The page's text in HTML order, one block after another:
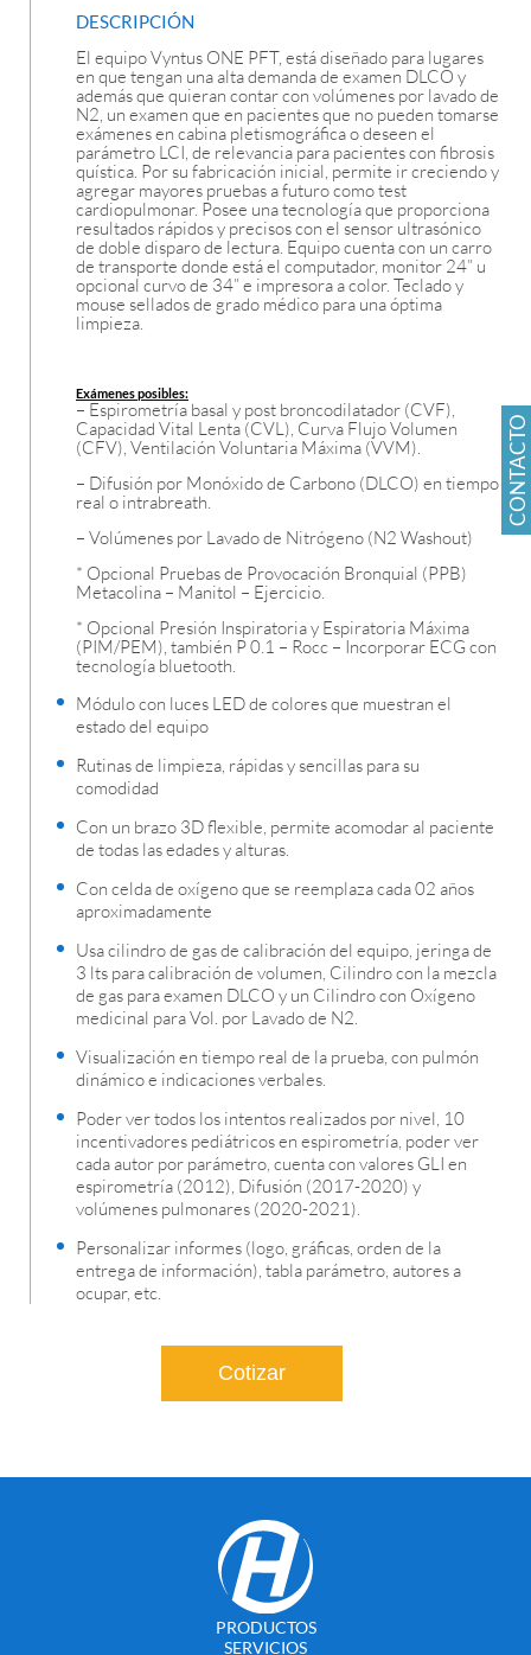
DESCRIPCIÓN
El equipo Vyntus ONE PFT, está diseñado para lugares
en que tengan una alta demanda de examen DLCO y
además que quieran contar con volúmenes por lavado de
N2, un examen que en pacientes que no pueden tomarse
exámenes en cabina pletismográfica o deseen el
parámetro LCI, de relevancia para pacientes con fibrosis
quística. Por su fabricación inicial, permite ir creciendo y
agregar mayores pruebas a futuro como test
cardiopulmonar. Posee una tecnología que proporciona
resultados rápidos y precisos con el sensor ultrasónico
de doble disparo de lectura. Equipo cuenta con un carro
de transporte donde está el computador, monitor 24” u
opcional curvo de 34” e impresora a color. Teclado y
mouse sellados de grado médico para una óptima
limpieza.
Exámenes posibles:
– Espirometría basal y post broncodilatador (CVF),
Capacidad Vital Lenta (CVL), Curva Flujo Volumen
(CFV), Ventilación Voluntaria Máxima (VVM).
– Difusión por Monóxido de Carbono (DLCO) en tiempo
real o intrabreath.
– Volúmenes por Lavado de Nitrógeno (N2 Washout)
* Opcional Pruebas de Provocación Bronquial (PPB)
Metacolina – Manitol – Ejercicio.
* Opcional Presión Inspiratoria y Espiratoria Máxima
(PIM/PEM), también P 0.1 – Rocc – Incorporar ECG con
tecnología bluetooth.
Módulo con luces LED de colores que muestran el
estado del equipo
Rutinas de limpieza, rápidas y sencillas para su
comodidad
Con un brazo 3D flexible, permite acomodar al paciente
de todas las edades y alturas.
Con celda de oxígeno que se reemplaza cada 02 años
aproximadamente
Usa cilindro de gas de calibración del equipo, jeringa de
3 lts para calibración de volumen, Cilindro con la mezcla
de gas para examen DLCO y un Cilindro con Oxígeno
medicinal para Vol. por Lavado de N2.
Visualización en tiempo real de la prueba, con pulmón
dinámico e indicaciones verbales.
Poder ver todos los intentos realizados por nivel, 10
incentivadores pediátricos en espirometría, poder ver
cada autor por parámetro, cuenta con valores GLI en
espirometría (2012), Difusión (2017-2020) y
volúmenes pulmonares (2020-2021).
Personalizar informes (logo, gráficas, orden de la
entrega de información), tabla parámetro, autores a
ocupar, etc.
Cotizar
PRODUCTOS
SERVICIOS
CONTACTO